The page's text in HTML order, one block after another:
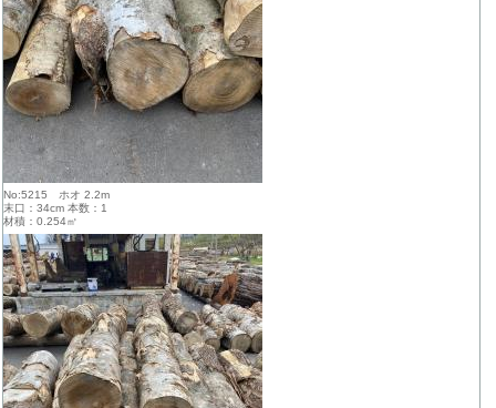
No:5215 ホオ 2.2m
末口：34cm 本数：1
材積：0.254㎥